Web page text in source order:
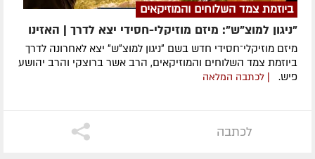
ביוזמת צמד השלוחים והמוזיקאים
"ניגון למוצ"ש": מיזם מוזיקלי-חסידי יצא לדרך | האזינו
מיזם מוזיקלי־חסידי חדש בשם ״ניגון למוצ״ש״ יצא לאחרונה לדרך
ביוזמת צמד השלוחים והמוזיקאים, הרב אשר ברוצקי והרב יהושע
פיש. | לכתבה המלאה
לכתבה